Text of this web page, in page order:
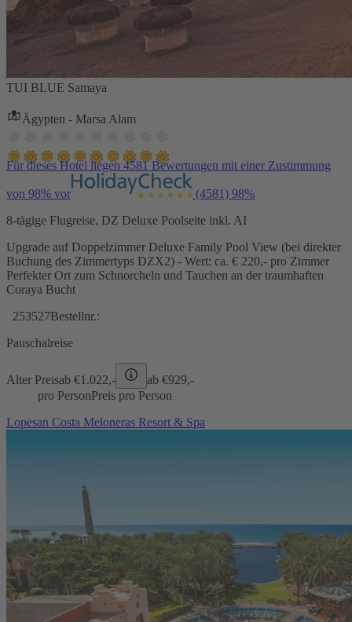
TUI BLUE Samaya
Ägypten - Marsa Alam
Für dieses Hotel liegen 4581 Bewertungen mit einer Zustimmung
von 98% vor (4581) 98%
8-tägige Flugreise, DZ Deluxe Poolseite inkl. AI
Upgrade auf Doppelzimmer Deluxe Family Pool View (bei direkter
Buchung des Zimmertyps DZX2) - Wert: ca. € 220,- pro Zimmer
Perfekter Ort zum Schnorcheln und Tauchen an der traumhaften
Coraya Bucht
253527Bestellnr.:
Pauschalreise
Alter Preisab €1.022,- ab €929,-
pro PersonPreis pro Person
Lopesan Costa Meloneras Resort & Spa